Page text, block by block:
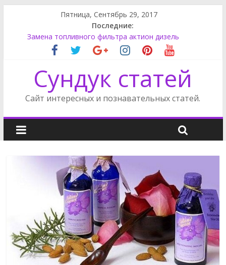
Пятница, Сентябрь 29, 2017
Последние:
Супер моддинг пк в стимпанк стиле
Замена топливного фильтра актион дизель
Как поменять лампу ближнего света на Фокусе 3
Сузуки SX4 задний фонарь
Сундук статей
Сайт интересных и познавательных статей.